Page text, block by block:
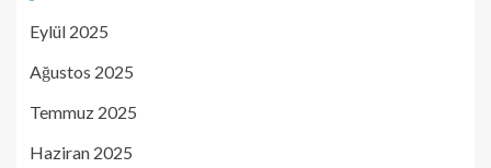
Eylül 2025
Ağustos 2025
Temmuz 2025
Haziran 2025